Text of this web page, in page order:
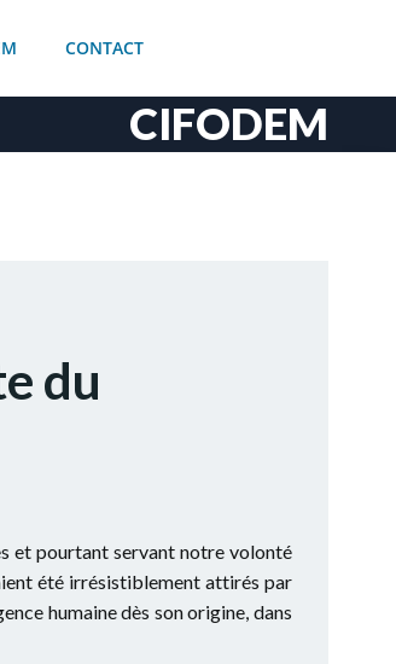
CONTACT
CIFODEM
du
et pourtant servant notre volonté
été irrésistiblement attirés par
humaine dès son origine, dans